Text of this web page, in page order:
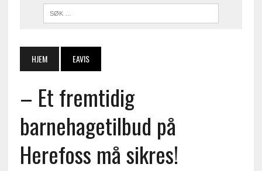
HJEM EAVIS
– Et fremtidig
barnehagetilbud på
Herefoss må sikres!